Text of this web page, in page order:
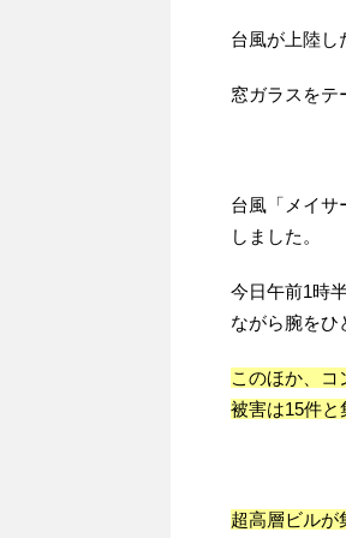
台風が上陸し
窓ガラスをテ
台風「メイサ
しました。
今日午前1時
ながら腕をひ
このほか、
被害は15件と
超高層ビルが